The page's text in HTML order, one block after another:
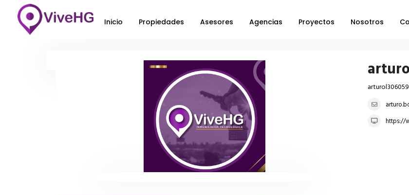
Inicio Propiedades Asesores Agencias Proyectos Nosotros
https://